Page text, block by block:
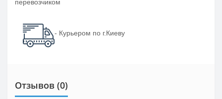
перевозчиком
- Курьером по г.Киеву
Отзывов (0)